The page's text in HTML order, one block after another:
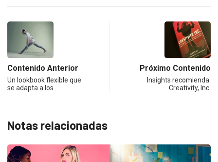
Contenido Anterior
Un lookbook flexible que
se adapta a los…
Próximo Contenido
Insights recomienda:
Creativity, Inc.
Notas relacionadas